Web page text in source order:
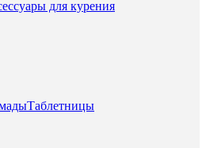
для курения
Таблетницы